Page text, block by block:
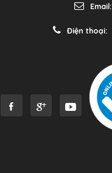
Email:
Điện thoại: